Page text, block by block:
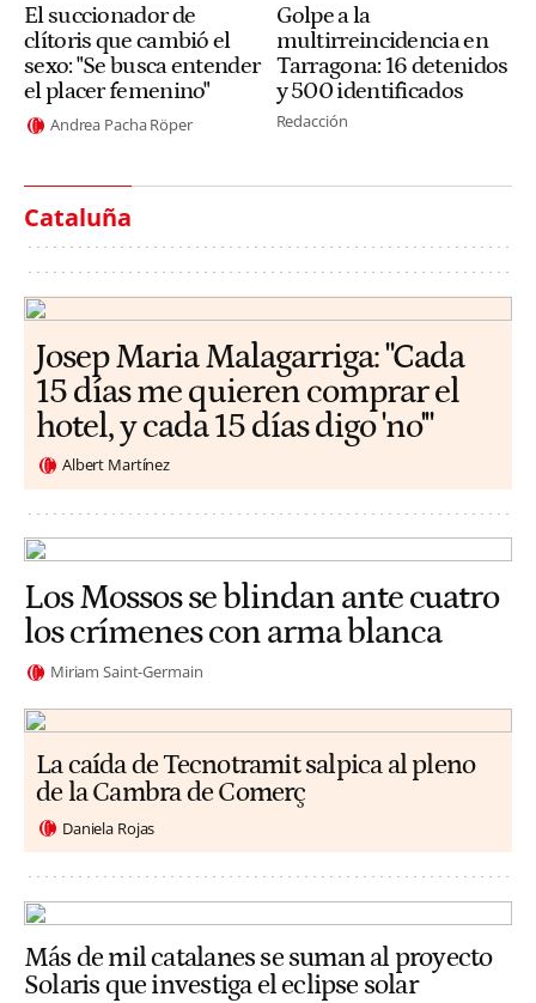
El succionador de
clítoris que cambió el
sexo: "Se busca entender
el placer femenino"
Andrea Pacha Röper
Golpe a la
multirreincidencia en
Tarragona: 16 detenidos
y 500 identificados
Redacción
Cataluña
​​Josep Maria Malagarriga: "Cada
15 días me quieren comprar el
hotel, y cada 15 días digo 'no'"
Albert Martínez
Los Mossos se blindan ante cuatro
los crímenes con arma blanca
Miriam Saint-Germain
La caída de Tecnotramit salpica al pleno
de la Cambra de Comerç
Daniela Rojas
Más de mil catalanes se suman al proyecto
Solaris que investiga el eclipse solar